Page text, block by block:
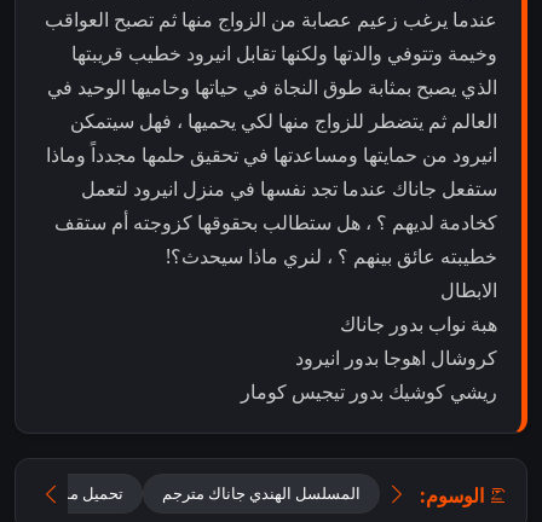
عندما يرغب زعيم عصابة من الزواج منها ثم تصبح العواقب
وخيمة وتتوفي والدتها ولكنها تقابل انيرود خطيب قريبتها
الذي يصبح بمثابة طوق النجاة في حياتها وحاميها الوحيد في
العالم ثم يتضطر للزواج منها لكي يحميها ، فهل سيتمكن
انيرود من حمايتها ومساعدتها في تحقيق حلمها مجدداً وماذا
ستفعل جاناك عندما تجد نفسها في منزل انيرود لتعمل
كخادمة لديهم ؟ ، هل ستطالب بحقوقها كزوجته أم ستقف
خطيبته عائق بينهم ؟ ، لنري ماذا سيحدث؟!
الابطال
هبة نواب بدور جاناك
كروشال اهوجا بدور انيرود
ريشي كوشيك بدور تيجيس كومار
الوسوم: المسلسل الهندي جاناك مترجم تحميل مسلسل